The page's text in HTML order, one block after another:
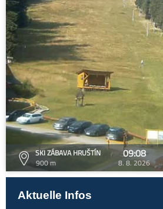
SKI ZÁBAVA HRUŠTÍN
900 m
09:08
8. 8. 2026
Aktuelle Infos